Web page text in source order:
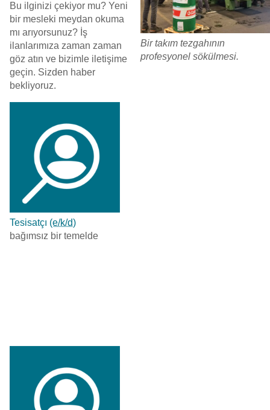
Bir takım tezgahının
profesyonel sökülmesi.
Bu ilginizi çekiyor mu? Yeni
bir mesleki meydan okuma
mı arıyorsunuz? İş
ilanlarımıza zaman zaman
göz atın ve bizimle iletişime
geçin. Sizden haber
bekliyoruz.
Tesisatçı (e/k/d)
bağımsız bir temelde